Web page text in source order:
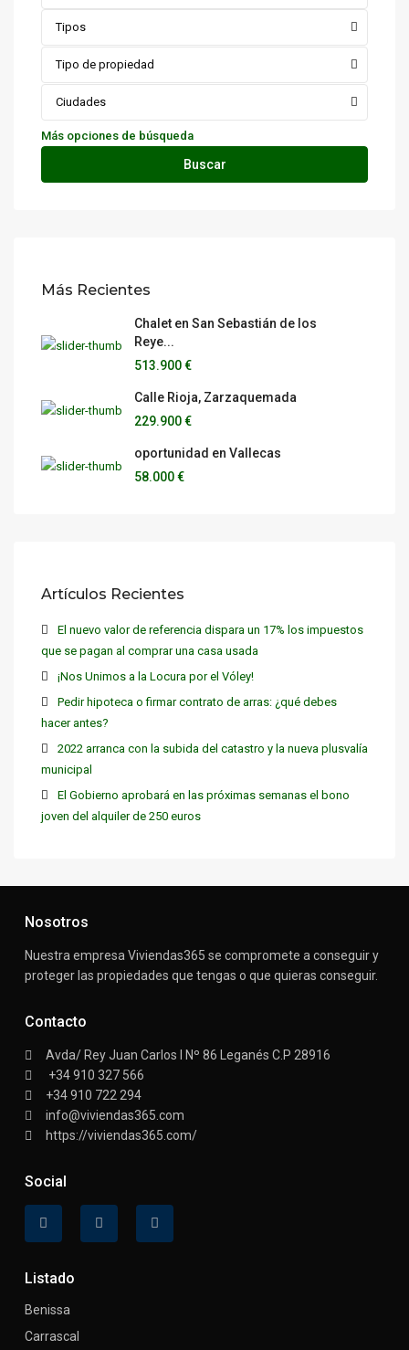
Tipos
Tipo de propiedad
Ciudades
Más opciones de búsqueda
Buscar
Más Recientes
Chalet en San Sebastián de los
Reye...
513.900 €
Calle Rioja, Zarzaquemada
229.900 €
oportunidad en Vallecas
58.000 €
Artículos Recientes
El nuevo valor de referencia dispara un 17% los impuestos
que se pagan al comprar una casa usada
¡Nos Unimos a la Locura por el Vóley!
Pedir hipoteca o firmar contrato de arras: ¿qué debes
hacer antes?
2022 arranca con la subida del catastro y la nueva plusvalía
municipal
El Gobierno aprobará en las próximas semanas el bono
joven del alquiler de 250 euros
Nosotros
Nuestra empresa Viviendas365 se compromete a conseguir y
proteger las propiedades que tengas o que quieras conseguir.
Contacto
Avda/ Rey Juan Carlos I Nº 86 Leganés C.P 28916
+34 910 327 566
+34 910 722 294
info@viviendas365.com
https://viviendas365.com/
Social
Listado
Benissa
Carrascal